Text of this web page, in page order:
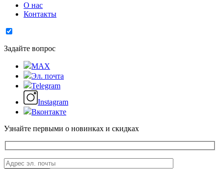
О нас
Контакты
Задайте вопрос
MAX
Эл. почта
Telegram
Instagram
Вконтакте
Узнайте первыми о новинках и скидках